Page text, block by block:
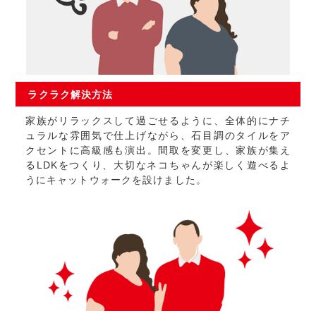
ラクラク解決方法
家族がリラックスして過ごせるように、全体的にナチ
ュラルな雰囲気で仕上げながら、石目調のタイルをア
クセントに高級感も演出。間取を変更し、家族が集え
るLDKをつくり、大切なネコちゃんが楽しく遊べるよ
うにキャットウォークを設けました。